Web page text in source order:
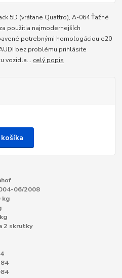
5D (vrátane Quattro), A-064 Ťažné
použitia najmodernejších
potrebnými homologáciou e20
bez problému prihlásite
vozidla... celý popis
06/2008
kg
2 skrutky